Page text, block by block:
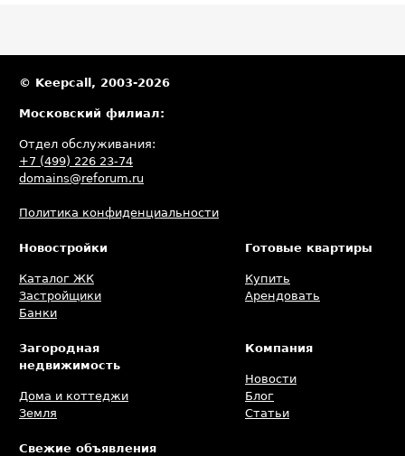
© Keepcall, 2003-2026
Московский филиал:
Отдел обслуживания:
+7 (499) 226 23-74
domains@reforum.ru
Политика конфиденциальности
Новостройки
Каталог ЖК
Застройщики
Банки
Готовые квартиры
Купить
Арендовать
Загородная
недвижимость
Дома и коттеджи
Земля
Компания
Новости
Блог
Статьи
Свежие объявления